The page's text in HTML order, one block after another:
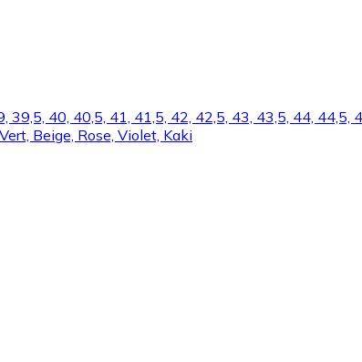
40, 40,5, 41, 41,5, 42, 42,5, 43, 43,5, 44, 44,5,
Beige, Rose, Violet, Kaki